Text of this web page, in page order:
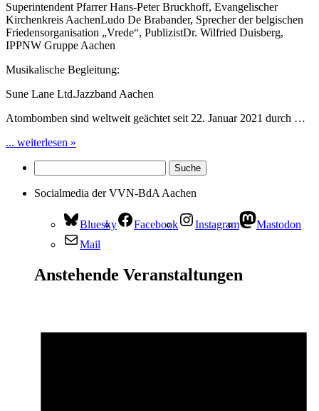
Superintendent Pfarrer Hans-Peter Bruckhoff, Evangelischer
Kirchenkreis AachenLudo De Brabander, Sprecher der belgischen
Friedensorganisation „Vrede“, PublizistDr. Wilfried Duisberg,
IPPNW Gruppe Aachen
Musikalische Begleitung:
Sune Lane Ltd.Jazzband Aachen
Atombomben sind weltweit geächtet seit 22. Januar 2021 durch …
... weiterlesen »
Socialmedia der VVN-BdA Aachen
Bluesky Facebook Instagram
Mastodon
Mail
Anstehende Veranstaltungen